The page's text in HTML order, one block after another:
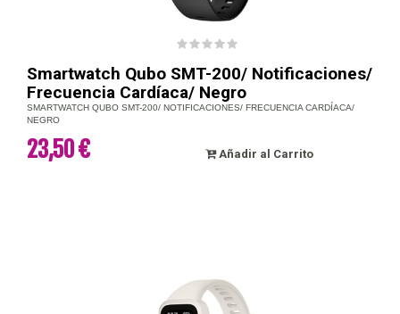
Smartwatch Qubo SMT-200/ Notificaciones/
Frecuencia Cardíaca/ Negro
SMARTWATCH QUBO SMT-200/ NOTIFICACIONES/ FRECUENCIA CARDÍACA/
NEGRO
23,50 € Añadir al Carrito